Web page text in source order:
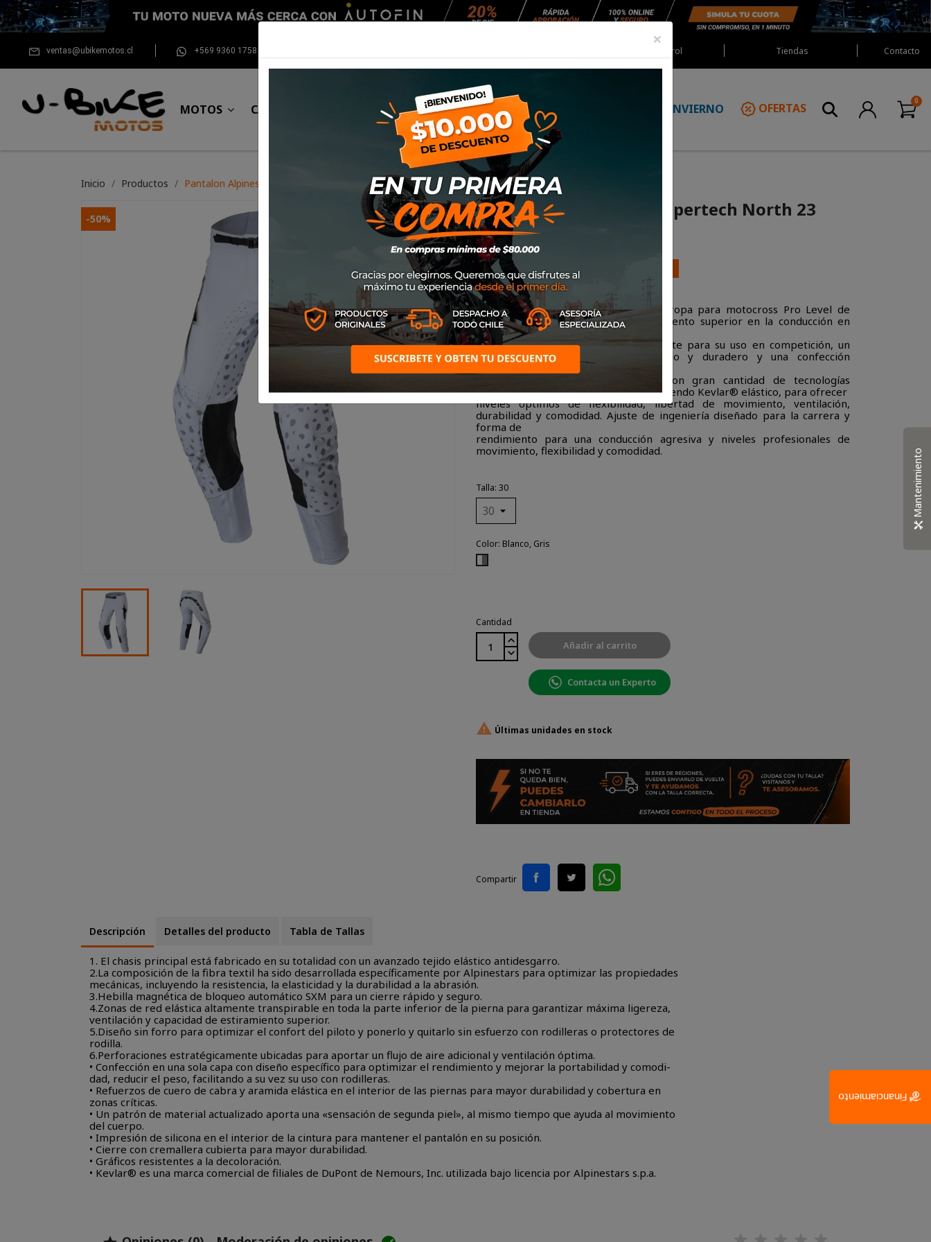
ventas@ubikemotos.cl +569 9360 1758 Red Castrol Tiendas Contacto
MOTOS CASCOS EQUIPAMIENTO NEUMÁTICOS MANTENCIÓN INVIERNO OFERTAS
Inicio Productos Pantalon Alpinestars Supertech North 23
-50% Pantalon Alpinestars Supertech North 23
SKU3720523
$104.500 50% DE DESCUENTO
$209.000
Supertech es la innovadora línea de ropa para motocross Pro Level de
Alpinestars, diseñada para un rendimiento superior en la conducción en
tierra.
Con un diseño pensado específicamente para su uso en competición, un
chasis con Ripstop elástico avanzado y duradero y una confección
los pantalones Supertech cuentan con gran cantidad de tecnologías
probadas en carreras SX y MXGP, incluyendo Kevlar® elástico, para ofrecer
niveles óptimos de flexibilidad, libertad de movimiento, ventilación,
durabilidad y comodidad. Ajuste de ingeniería diseñado para la carrera y
forma de
rendimiento para una conducción agresiva y niveles profesionales de
movimiento, flexibilidad y comodidad.
Talla: 30
Color: Blanco, Gris
Cantidad
Añadir al carrito
Contacta un Experto
 Últimas unidades en stock
Compartir
Descripción Detalles del producto Tabla de Tallas
1. El chasis principal está fabricado en su totalidad con un avanzado tejido elástico antidesgarro.
2.La composición de la fibra textil ha sido desarrollada específicamente por Alpinestars para optimizar las propiedades
mecánicas, incluyendo la resistencia, la elasticidad y la durabilidad a la abrasión.
3.Hebilla magnética de bloqueo automático SXM para un cierre rápido y seguro.
4.Zonas de red elástica altamente transpirable en toda la parte inferior de la pierna para garantizar máxima ligereza,
ventilación y capacidad de estiramiento superior.
5.Diseño sin forro para optimizar el confort del piloto y ponerlo y quitarlo sin esfuerzo con rodilleras o protectores de
rodilla.
6.Perforaciones estratégicamente ubicadas para aportar un flujo de aire adicional y ventilación óptima.
• Confección en una sola capa con diseño específico para optimizar el rendimiento y mejorar la portabilidad y comodi-
dad, reducir el peso, facilitando a su vez su uso con rodilleras.
• Refuerzos de cuero de cabra y aramida elástica en el interior de las piernas para mayor durabilidad y cobertura en
zonas críticas.
• Un patrón de material actualizado aporta una «sensación de segunda piel», al mismo tiempo que ayuda al movimiento
del cuerpo.
• Impresión de silicona en el interior de la cintura para mantener el pantalón en su posición.
• Cierre con cremallera cubierta para mayor durabilidad.
• Gráficos resistentes a la decoloración.
• Kevlar® es una marca comercial de filiales de DuPont de Nemours, Inc. utilizada bajo licencia por Alpinestars s.p.a.
×
Mantenimiento
Financiamiento